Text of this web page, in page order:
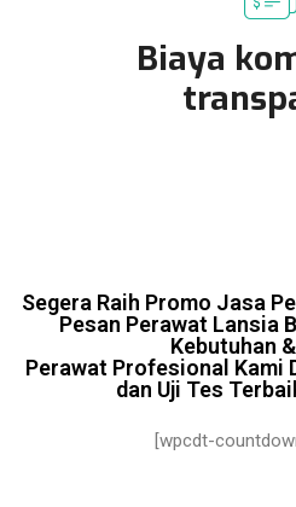
Biaya
Segera Raih Promo Jasa
Pesan Perawat Lansia
Kebutuhan
Perawat Profesional Kami
dan Uji Tes
[wpcdt-